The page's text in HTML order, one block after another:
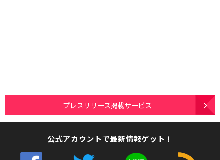
プレスリリース掲載サービス
公式アカウントで最新情報ゲット！